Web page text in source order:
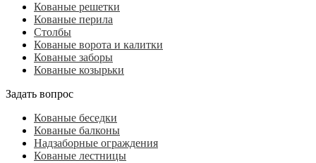
Кованые решетки
Кованые перила
Столбы
Кованые ворота и калитки
Кованые заборы
Кованые козырьки
Задать вопрос
Кованые беседки
Кованые балконы
Надзаборные ограждения
Кованые лестницы